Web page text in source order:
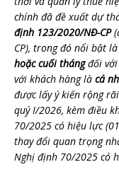
chính đã đề xuất dự
định 123/2020/NĐ-CP
CP), trong đó nổi bật là
hoặc cuối thángđối với
với khách hàng là cá
được lấy ý kiến rộng
quý I/2026, kèm điều
70/2025 có hiệu lực
thay đổi quan trọng
Nghị định 70/2025 có